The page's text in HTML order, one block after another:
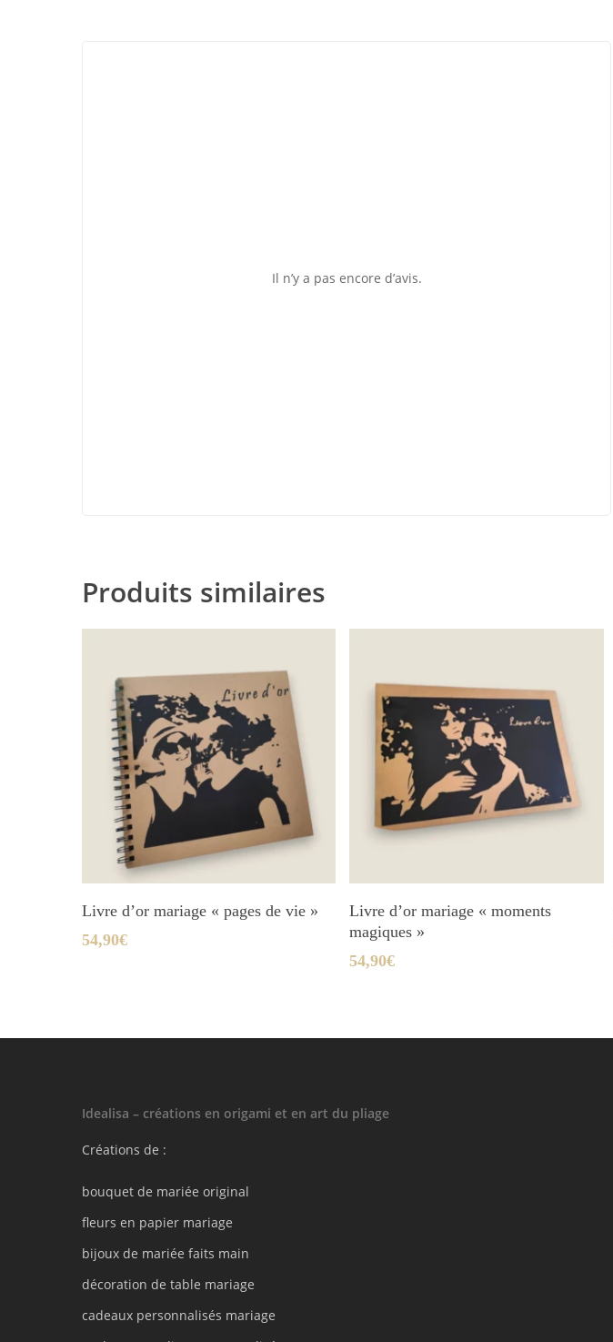
Il n’y a pas encore d’avis.
Produits similaires
Ajouter Au Panier
Livre d’or mariage « pages de vie »
54,90€
Ajouter Au Panier
Livre d’or mariage « moments
magiques »
54,90€
Idealisa – créations en origami et en art du pliage
Créations de :
bouquet de mariée original
fleurs en papier mariage
bijoux de mariée faits main
décoration de table mariage
cadeaux personnalisés mariage